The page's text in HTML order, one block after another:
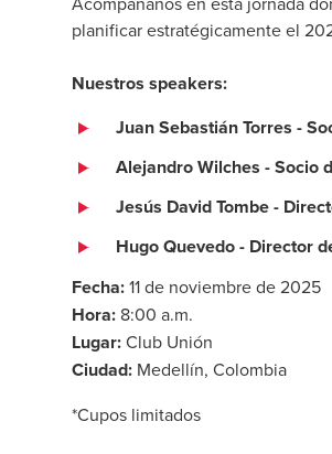
planificar estratégicamente el
Nuestros speakers:
Juan Sebastián Torres -
Alejandro Wilches - Socio
Jesús David Tombe -
Hugo Quevedo - Director
Fecha:11 de noviembre de 2025
Hora: 8:00 a.m.
Lugar:Club Unión
Ciudad: Medellín, Colombia
*Cupos limitados